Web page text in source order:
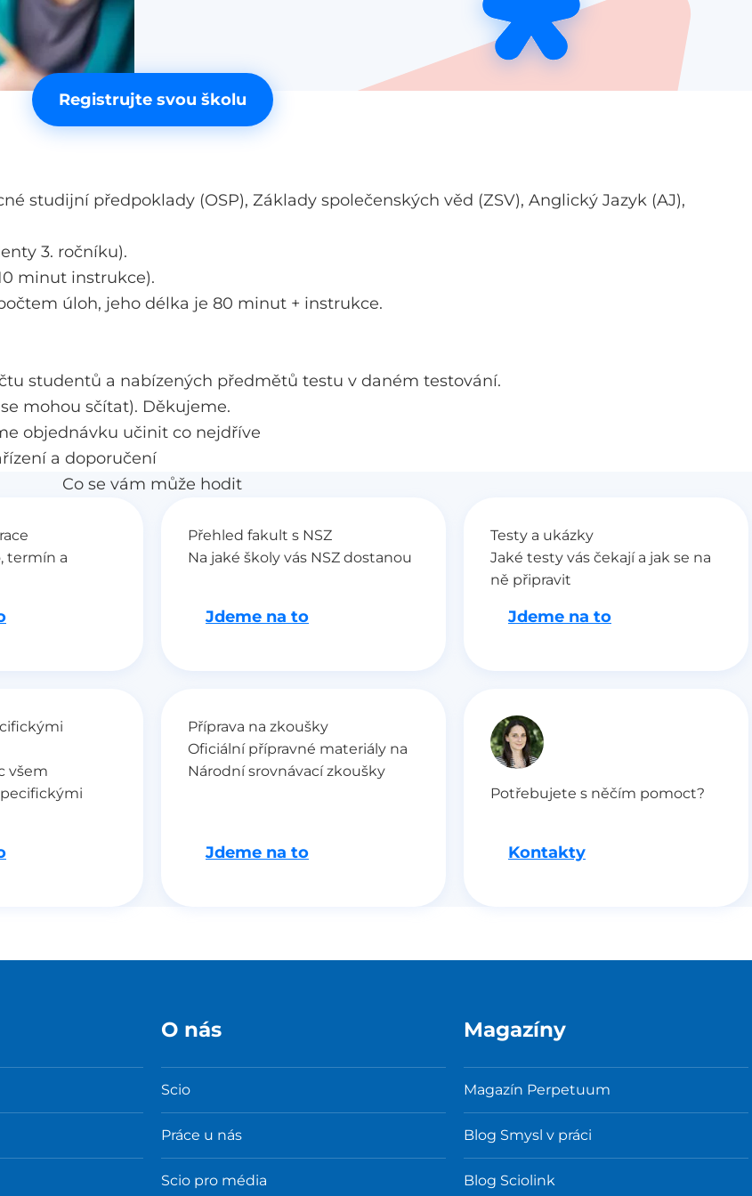
Registrujte svou školu
studijní předpoklady (OSP), Základy společenských věd (ZSV), Anglický Jazyk (AJ),
3. ročníku).
minut instrukce).
úloh, jeho délka je 80 minut + instrukce.
studentů a nabízených předmětů testu v daném testování.
mohou sčítat). Děkujeme.
objednávku učinit co nejdříve
a doporučení
Co se vám může hodit
termín a
Přehled fakult s NSZ
Na jaké školy vás NSZ dostanou
Jdeme na to
Testy a ukázky
Jaké testy vás čekají a jak se na
ně připravit
Jdeme na to
všem
Příprava na zkoušky
Oficiální přípravné materiály na
Národní srovnávací zkoušky
Jdeme na to
Potřebujete s něčím pomoct?
Kontakty
O nás
Scio
Práce u nás
Scio pro média
Magazíny
Magazín Perpetuum
Blog Smysl v práci
Blog Sciolink